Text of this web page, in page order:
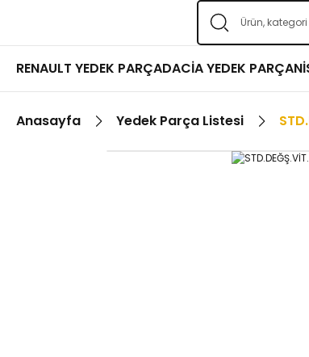
RENAULT YEDEK PARÇADACİA YEDEK PARÇA
Anasayfa Yedek Parça Listesi